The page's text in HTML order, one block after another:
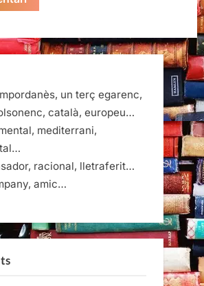
un terç egarenc,
català, europeu…
mediterrani,
racional, lletraferit…
amic…